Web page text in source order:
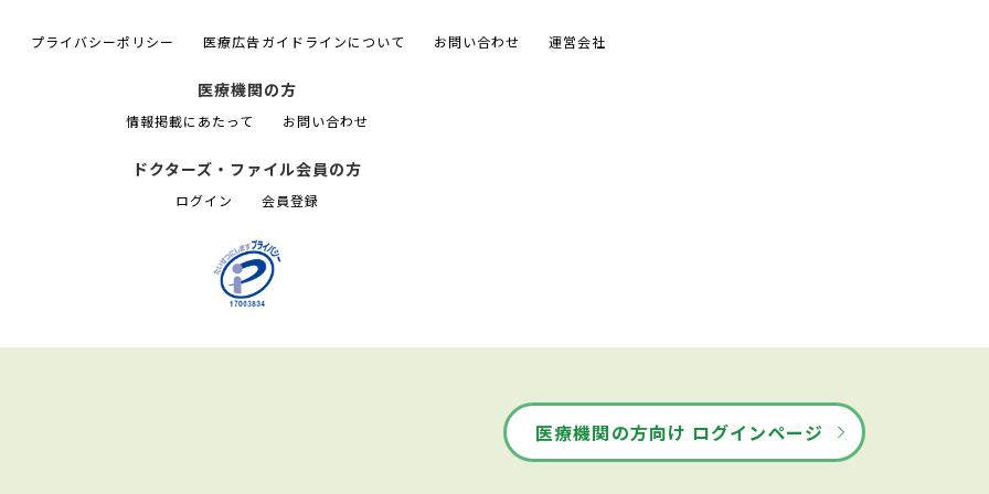
プライバシーポリシー 医療広告ガイドラインについて お問い合わせ 運営会社
医療機関の方
情報掲載にあたって お問い合わせ
ドクターズ・ファイル会員の方
ログイン 会員登録
医療機関の方向け ログインページ